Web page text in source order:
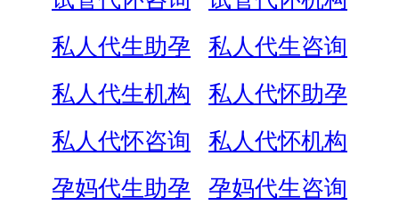
私人代生助孕
私人代生咨询
私人代生机构
私人代怀助孕
私人代怀咨询
私人代怀机构
孕妈代生助孕
孕妈代生咨询